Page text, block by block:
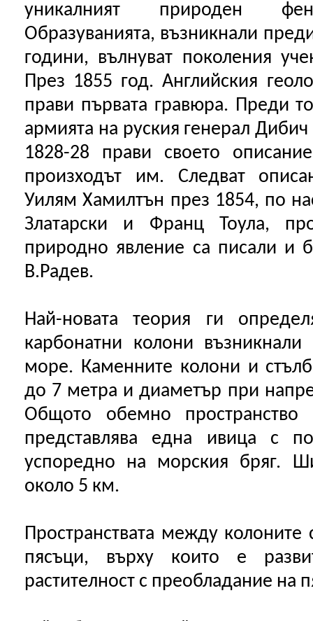
уникалният природен
Образуванията, възникнали
години, вълнуват поколения
През 1855 год. Английския
прави първата гравюра. Преди
армията на руския генерал
1828-28 прави своето
произходът им. Следват
Уилям Хамилтън през 1854, по
Златарски и Франц Тоула,
природно явление са писали и
В.Радев.
Най-новата теория ги
карбонатни колони
море. Каменните колони и
до 7 метра и диаметър при
Общото обемно
представлява една ивица с
успоредно на морския бряг.
около 5 км.
Пространствата между колоните
пясъци, върху които е
растителност с преобладание на